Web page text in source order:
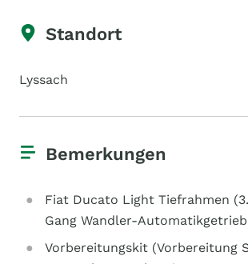
Standort
Lyssach
Bemerkungen
Fiat Ducato Light Tiefrahmen
Gang Wandler-
Vorbereitungskit (Vorbereitung